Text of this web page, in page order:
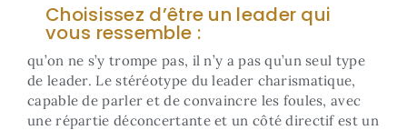
Choisissez d’être un leader qui
vous ressemble :
qu’on ne s’y trompe pas, il n’y a pas qu’un seul type
de leader. Le stéréotype du leader charismatique,
capable de parler et de convaincre les foules, avec
une répartie déconcertante et un côté directif est un